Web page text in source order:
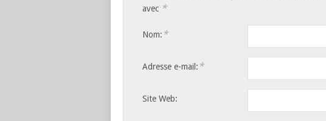
avec *
Nom: *
Adresse e-mail: *
Site Web: